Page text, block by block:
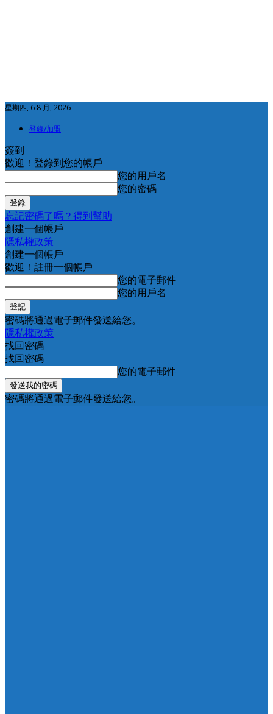
星期四, 6 8 月, 2026
登錄/加盟
簽到
歡迎！登錄到您的帳戶
您的用戶名
您的密碼
忘記密碼了嗎？得到幫助
創建一個帳戶
隱私權政策
創建一個帳戶
歡迎！註冊一個帳戶
您的電子郵件
您的用戶名
密碼將通過電子郵件發送給您。
隱私權政策
找回密碼
找回密碼
您的電子郵件
密碼將通過電子郵件發送給您。